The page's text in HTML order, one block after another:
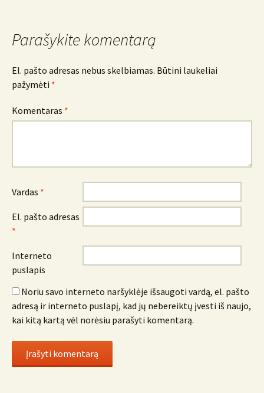
Parašykite komentarą
El. pašto adresas nebus skelbiamas. Būtini laukeliai
pažymėti *
Komentaras *
Vardas *
El. pašto adresas
*
Interneto
puslapis
Noriu savo interneto naršyklėje išsaugoti vardą, el. pašto
adresą ir interneto puslapį, kad jų nebereiktų įvesti iš naujo,
kai kitą kartą vėl norėsiu parašyti komentarą.